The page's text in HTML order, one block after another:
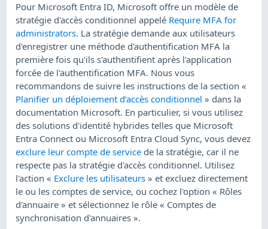
Pour Microsoft Entra ID, Microsoft offre un modèle de
stratégie d'accès conditionnel appelé Require MFA for
administrators. La stratégie demande aux utilisateurs
d'enregistrer une méthode d'authentification MFA la
première fois qu'ils s'authentifient après l'application
forcée de l'authentification MFA. Nous vous
recommandons de suivre les instructions de la section «
Planifier un déploiement d’accès conditionnel » dans la
documentation Microsoft. En particulier, si vous utilisez
des solutions d'identité hybrides telles que Microsoft
Entra Connect ou Microsoft Entra Cloud Sync, vous devez
exclure leur compte de service de la stratégie, car il ne
respecte pas la stratégie d'accès conditionnel. Utilisez
l'action « Exclure les utilisateurs » et excluez directement
le ou les comptes de service, ou cochez l'option « Rôles
d'annuaire » et sélectionnez le rôle « Comptes de
synchronisation d'annuaires ».